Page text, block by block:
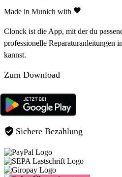
Made in Munich with
Clonck ist die App, mit der du
professionelle Reparaturanleitungen
kannst.
Zum Download
Sichere Bezahlung